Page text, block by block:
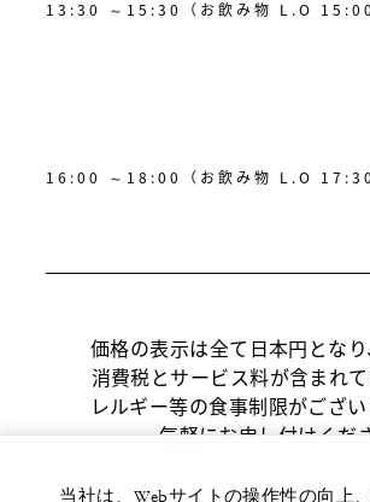
13:30 ～15:30（お飲み物 L.O 15:00
16:00 ～18:00（お飲み物 L.O 17:30
価格の表示は全て日本円とな
消費税とサービス料が含まれ
レルギー等の食事制限がござ
気軽にお申し付けくだ
当社は、Webサイトの操作性の向上